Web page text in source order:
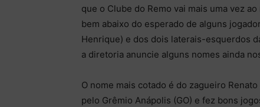
que o Clube do Remo vai mais uma vez
bem abaixo do esperado de alguns
Henrique) e dos dois laterais-esquerdos
a diretoria anuncie alguns nomes ainda
O nome mais cotado é do zagueiro
pelo Grêmio Anápolis (GO) e fez bons